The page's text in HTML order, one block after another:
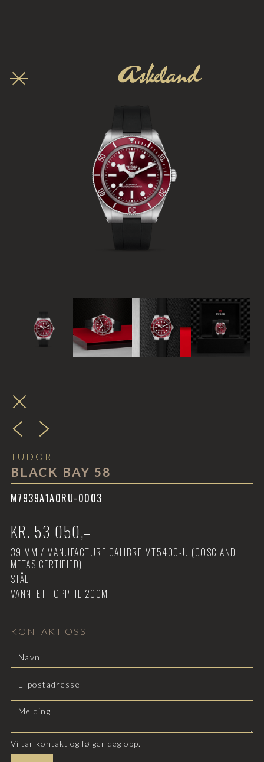
TUDOR
BLACK BAY 58
M7939A1A0RU-0003
KR. 53 050,–
39 MM / MANUFACTURE CALIBRE MT5400-U (COSC AND
METAS CERTIFIED)
STÅL
VANNTETT OPPTIL 200M
KONTAKT OSS
Vi tar kontakt og følger deg opp.